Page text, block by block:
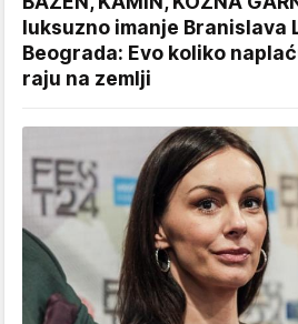
luksuzno imanje
Beograda: Evo koliko
raju na zemlji